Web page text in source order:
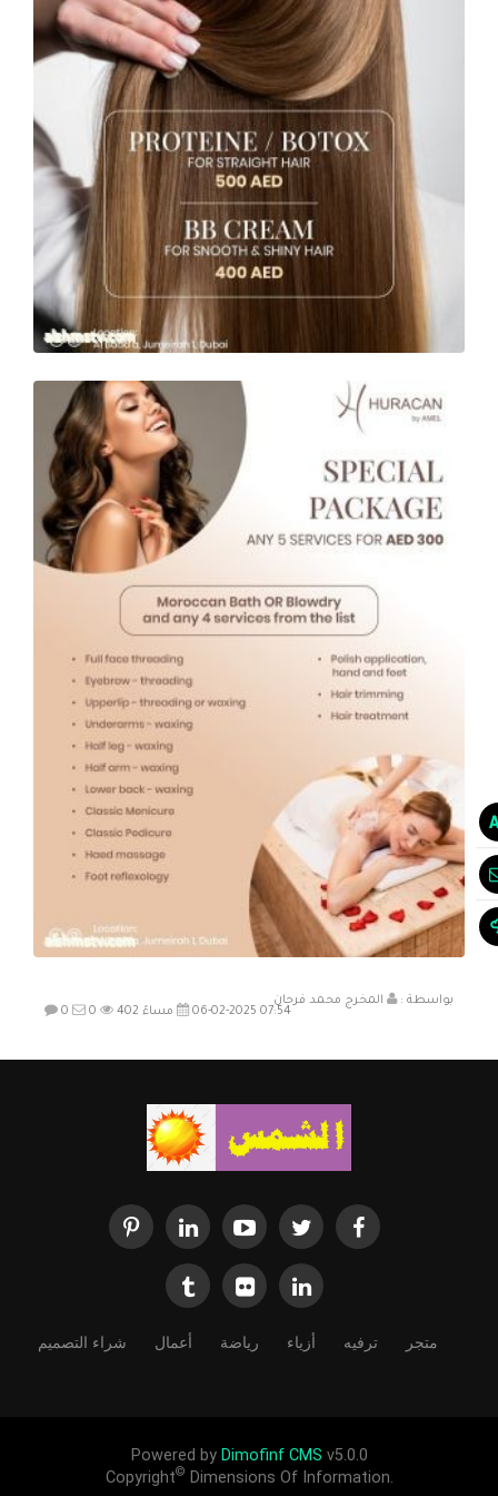
بواسطة :
المخرج محمد فرحان
06-02-2025 07:54 مساءً
0 0 402
متجر ترفيه أزياء رياضة أعمال شراء التصميم
Powered by Dimofinf CMS v5.0.0
Copyright© Dimensions Of Information.